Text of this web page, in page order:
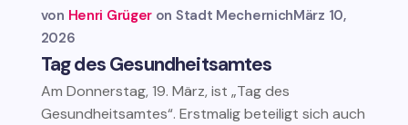
Tag des Gesundheitsamtes
von Henri Grüger Stadt MechernichMärz 10,
2026
Am Donnerstag, 19. März, ist „Tag des
Gesundheitsamtes“. Erstmalig beteiligt sich auch